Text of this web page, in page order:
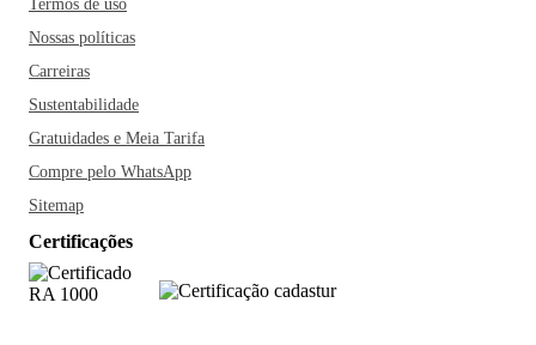
Termos de uso
Nossas políticas
Carreiras
Sustentabilidade
Gratuidades e Meia Tarifa
Compre pelo WhatsApp
Sitemap
Certificações